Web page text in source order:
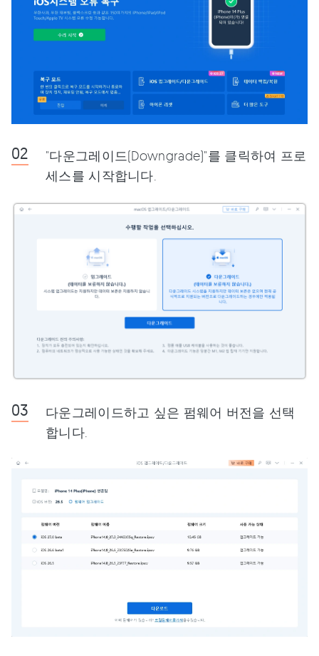
"다운그레이드(Downgrade)"를 클릭하여 프로
세스를 시작합니다.
다운그레이드하고 싶은 펌웨어 버전을 선택
합니다.